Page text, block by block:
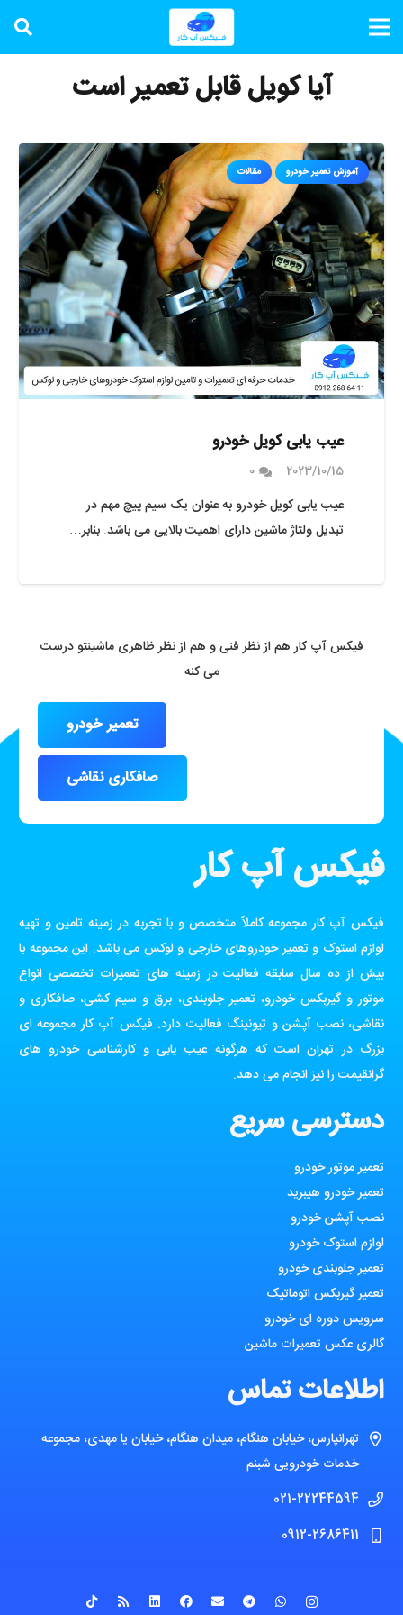
آیا کویل قابل تعمیر است
آموزش تعمیر خودرو مقالات
عیب یابی کویل خودرو
2023/10/15
0
عیب یابی کویل خودرو به عنوان یک سیم پیچ مهم در
تبدیل ولتاژ ماشین دارای اهمیت بالایی می باشد. بنابر…
فیکس آپ کار هم از نظر فنی و هم از نظر ظاهری ماشینتو درست
می کنه
تعمیر خودرو
صافکاری نقاشی
فیکس آپ کار
فیکس آپ کار مجموعه کاملاً متخصص و با تجربه در زمینه تامین و تهیه
لوازم استوک و تعمیر خودروهای خارجی و لوکس می باشد. این مجموعه با
بیش از ده سال سابقه فعالیت در زمینه های تعمیرات تخصصی انواع
موتور و گیربکس خودرو، تعمیر جلوبندی، برق و سیم کشی، صافکاری و
نقاشی، نصب آپشن و تیونینگ فعالیت دارد. فیکس آپ کار مجموعه ای
بزرگ در تهران است که هرگونه عیب یابی و کارشناسی خودرو های
گرانقیمت را نیز انجام می دهد.
دسترسی سریع
تعمیر موتور خودرو
تعمیر خودرو هیبرید
نصب آپشن خودرو
لوازم استوک خودرو
تعمیر جلوبندی خودرو
تعمیر گیربکس اتوماتیک
سرویس دوره ای خودرو
گالری عکس تعمیرات ماشین
اطلاعات تماس
تهرانپارس، خیابان هنگام، میدان هنگام، خیابان یا مهدی، مجموعه
خدمات خودرویی شبنم
021-22244594
0912-2686411